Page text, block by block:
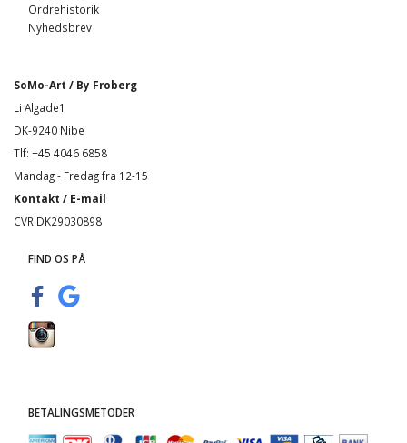
Ordrehistorik
Nyhedsbrev
SoMo-Art / By Froberg
Li Algade1
DK-9240 Nibe
Tlf: +45 4046 6858
Mandag - Fredag fra 12-15
Kontakt / E-mail
CVR DK29030898
FIND OS PÅ
BETALINGSMETODER